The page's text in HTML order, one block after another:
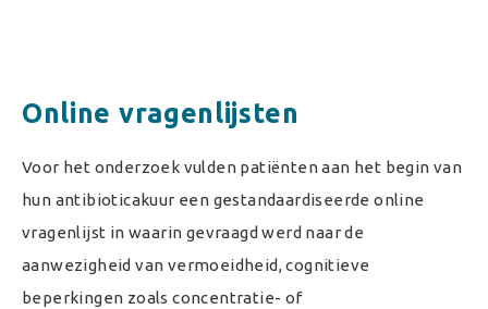
Online vragenlijsten
Voor het onderzoek vulden patiënten aan het begin van
hun antibioticakuur een gestandaardiseerde online
vragenlijst in waarin gevraagd werd naar de
aanwezigheid van vermoeidheid, cognitieve
beperkingen zoals concentratie- of